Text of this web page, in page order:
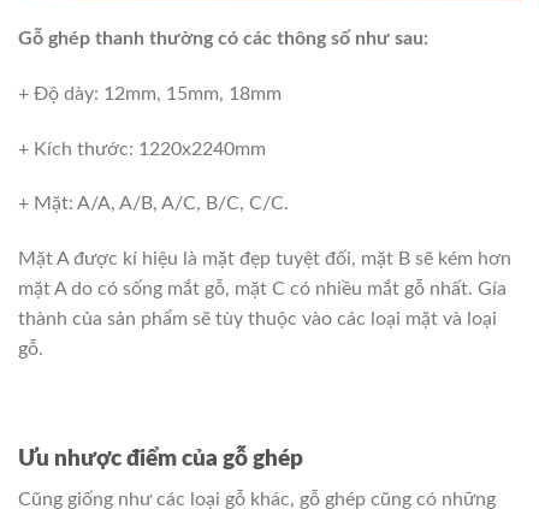
Gỗ ghép thanh thường có các thông số như sau:
+ Độ dày: 12mm, 15mm, 18mm
+ Kích thước: 1220x2240mm
+ Mặt: A/A, A/B, A/C, B/C, C/C.
Mặt A được kí hiệu là mặt đẹp tuyệt đối, mặt B sẽ kém hơn
mặt A do có sống mắt gỗ, mặt C có nhiều mắt gỗ nhất. Gía
thành của sản phẩm sẽ tùy thuộc vào các loại mặt và loại
gỗ.
Ưu nhược điểm của gỗ ghép
Cũng giống như các loại gỗ khác, gỗ ghép cũng có những